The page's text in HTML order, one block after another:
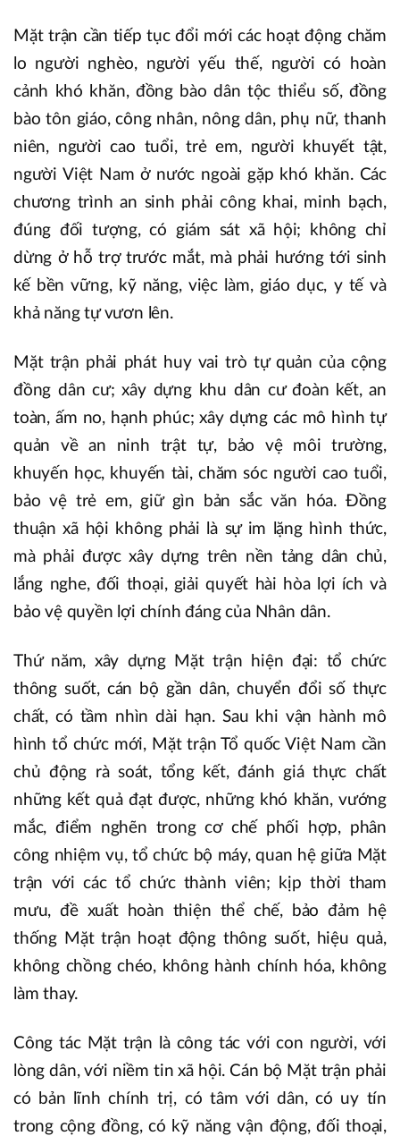
Mặt trận cần tiếp tục đổi mới các hoạt động chăm
lo người nghèo, người yếu thế, người có hoàn
cảnh khó khăn, đồng bào dân tộc thiểu số, đồng
bào tôn giáo, công nhân, nông dân, phụ nữ, thanh
niên, người cao tuổi, trẻ em, người khuyết tật,
người Việt Nam ở nước ngoài gặp khó khăn. Các
chương trình an sinh phải công khai, minh bạch,
đúng đối tượng, có giám sát xã hội; không chỉ
dừng ở hỗ trợ trước mắt, mà phải hướng tới sinh
kế bền vững, kỹ năng, việc làm, giáo dục, y tế và
khả năng tự vươn lên.
Mặt trận phải phát huy vai trò tự quản của cộng
đồng dân cư; xây dựng khu dân cư đoàn kết, an
toàn, ấm no, hạnh phúc; xây dựng các mô hình tự
quản về an ninh trật tự, bảo vệ môi trường,
khuyến học, khuyến tài, chăm sóc người cao tuổi,
bảo vệ trẻ em, giữ gìn bản sắc văn hóa. Đồng
thuận xã hội không phải là sự im lặng hình thức,
mà phải được xây dựng trên nền tảng dân chủ,
lắng nghe, đối thoại, giải quyết hài hòa lợi ích và
bảo vệ quyền lợi chính đáng của Nhân dân.
Thứ năm, xây dựng Mặt trận hiện đại: tổ chức
thông suốt, cán bộ gần dân, chuyển đổi số thực
chất, có tầm nhìn dài hạn. Sau khi vận hành mô
hình tổ chức mới, Mặt trận Tổ quốc Việt Nam cần
chủ động rà soát, tổng kết, đánh giá thực chất
những kết quả đạt được, những khó khăn, vướng
mắc, điểm nghẽn trong cơ chế phối hợp, phân
công nhiệm vụ, tổ chức bộ máy, quan hệ giữa Mặt
trận với các tổ chức thành viên; kịp thời tham
mưu, đề xuất hoàn thiện thể chế, bảo đảm hệ
thống Mặt trận hoạt động thông suốt, hiệu quả,
không chồng chéo, không hành chính hóa, không
làm thay.
Công tác Mặt trận là công tác với con người, với
lòng dân, với niềm tin xã hội. Cán bộ Mặt trận phải
có bản lĩnh chính trị, có tâm với dân, có uy tín
trong cộng đồng, có kỹ năng vận động, đối thoại,